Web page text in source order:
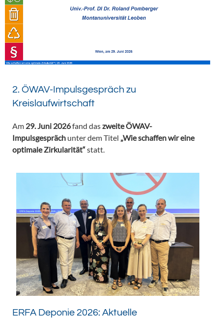
2. ÖWAV-Impulsgespräch zu
Kreislaufwirtschaft
Am 29. Juni 2026fand daszweite ÖWAV-
Impulsgespräch unter dem Titel „Wie schaffen wir eine
optimale Zirkularität“statt.
ERFA Deponie 2026: Aktuelle